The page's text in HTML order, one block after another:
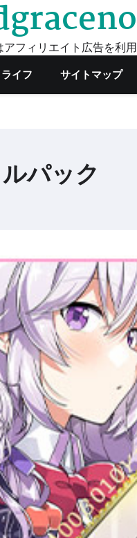
フィリエイト広告を利用
イフ サイトマップ
パック